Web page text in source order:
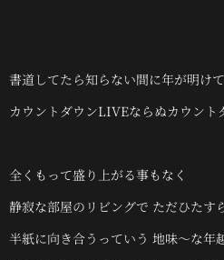
書道してたら知らない間に年が明け
カウントダウンLIVEならぬカウント
全くもって盛り上がる事もなく
静寂な部屋のリビングで ただひたす
半紙に向き合うっていう 地味～な年